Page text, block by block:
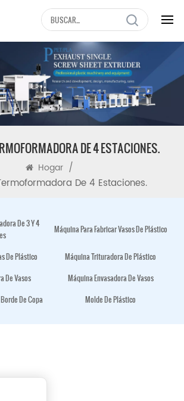
DE 4 ESTACIONES.
Hogar /
De 4 Estaciones.
De 3 Y 4
Máquina Para Fabricar Vasos De Plástico
De Plástico
Máquina Trituradora De Plástico
De Vasos
Máquina Envasadora De Vasos
De Copa
Molde De Plástico